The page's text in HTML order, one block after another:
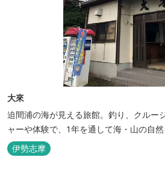
大來
迫間浦の海が見える旅館。釣り、クルー
ャーや体験で、1年を通して海・山の自然
伊勢志摩